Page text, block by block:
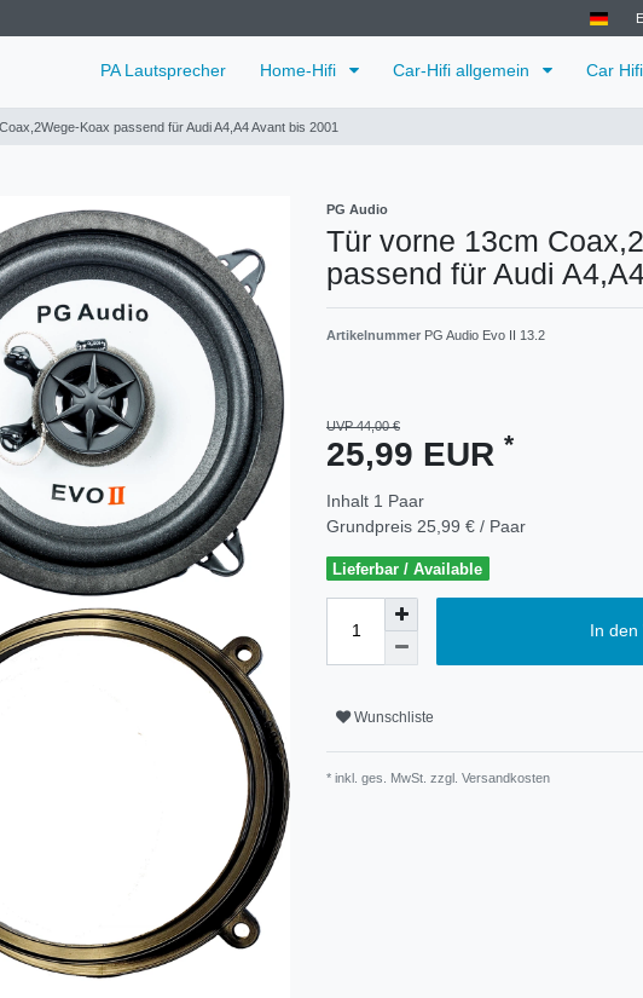
PA Lautsprecher Home-Hifi Car-Hifi allgemein Car
Koax passend für Audi A4,A4 Avant bis 2001
PG Audio
Tür vorne 13cm
passend für Audi
Artikelnummer PG Audio Evo II 13.2
UVP 44,00 €
25,99 EUR *
Inhalt 1 Paar
Grundpreis 25,99 € / Paar
Lieferbar / Available
In den
Wunschliste
* inkl. ges. MwSt. zzgl. Versandkosten